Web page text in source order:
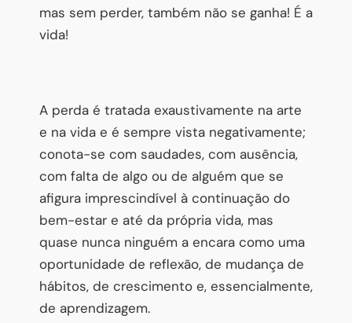
mas sem perder, também não se ganha! É a
vida!
A perda é tratada exaustivamente na arte
e na vida e é sempre vista negativamente;
conota-se com saudades, com ausência,
com falta de algo ou de alguém que se
afigura imprescindível à continuação do
bem-estar e até da própria vida, mas
quase nunca ninguém a encara como uma
oportunidade de reflexão, de mudança de
hábitos, de crescimento e, essencialmente,
de aprendizagem.